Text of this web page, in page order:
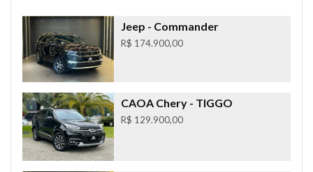
Jeep - Commander
R$ 174.900,00
CAOA Chery- TIGGO
R$ 129.900,00